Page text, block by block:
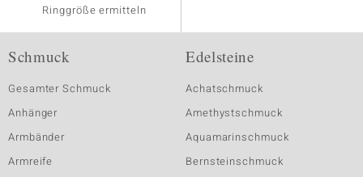
Ringgröße ermitteln
Schmuck
Gesamter Schmuck
Anhänger
Armbänder
Armreife
Edelsteine
Achatschmuck
Amethystschmuck
Aquamarinschmuck
Bernsteinschmuck